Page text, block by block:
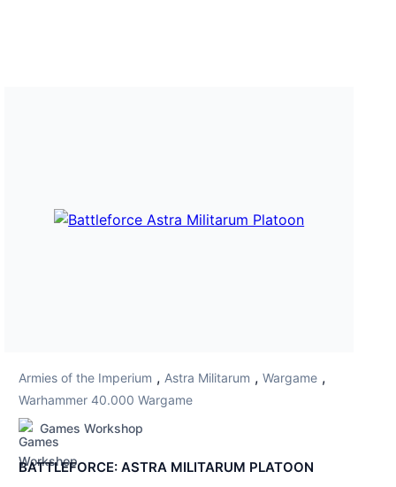
Armies of the Imperium ,Astra Militarum ,Wargame ,
Warhammer 40.000 Wargame
Games Workshop
BATTLEFORCE: ASTRA MILITARUM PLATOON